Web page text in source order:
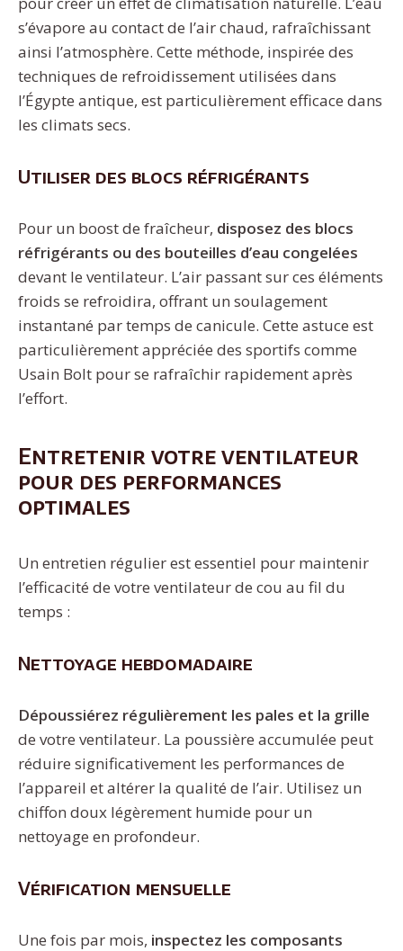
s’évapore au contact de l’air chaud, rafraîchissant
ainsi l’atmosphère. Cette méthode, inspirée des
techniques de refroidissement utilisées dans
l’Égypte antique, est particulièrement efficace dans
les climats secs.
Utiliser des blocs réfrigérants
Pour un boost de fraîcheur, disposez des blocs
réfrigérants ou des bouteilles d’eau congelées
devant le ventilateur. L’air passant sur ces éléments
froids se refroidira, offrant un soulagement
instantané par temps de canicule. Cette astuce est
particulièrement appréciée des sportifs comme
Usain Bolt pour se rafraîchir rapidement après
l’effort.
Entretenir votre ventilateur
pour des performances
optimales
Un entretien régulier est essentiel pour maintenir
l’efficacité de votre ventilateur de cou au fil du
temps :
Nettoyage hebdomadaire
Dépoussiérez régulièrement les pales et la grille
de votre ventilateur. La poussière accumulée peut
réduire significativement les performances de
l’appareil et altérer la qualité de l’air. Utilisez un
chiffon doux légèrement humide pour un
nettoyage en profondeur.
Vérification mensuelle
Une fois par mois, inspectez les composants